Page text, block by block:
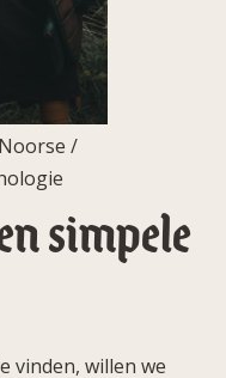
/
simpele
vinden, willen we